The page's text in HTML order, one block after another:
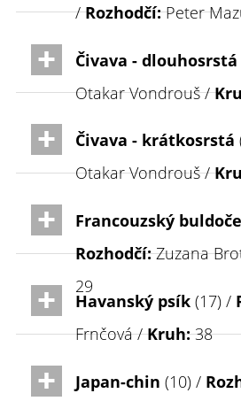
/Rozhodčí:Peter
Čivava - dlouhosrstá
Otakar Vondrouš /
Čivava - krátkosrstá
Otakar Vondrouš /
Francouzský
Rozhodčí:Zuzana
29
Havanský psík (17) /
Frnčová /Kruh:38
Japan-chin (10) /